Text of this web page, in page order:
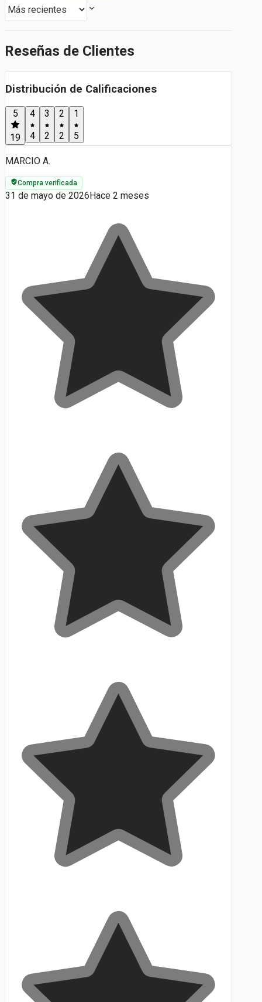
Reseñas de Clientes
Distribución de Calificaciones
5
19
4
4
3
2
2
2
1
5
MARCIO A.
Compra verificada
31 de mayo de 2026 Hace 2 meses